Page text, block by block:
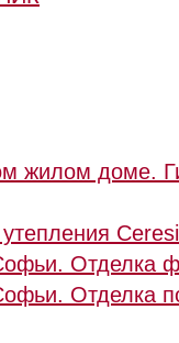
жилом доме.
Отделка
Отделка